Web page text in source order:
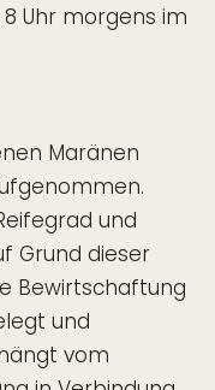
8 Uhr morgens im
Maränen
und
Grund dieser
Bewirtschaftung
und
vom